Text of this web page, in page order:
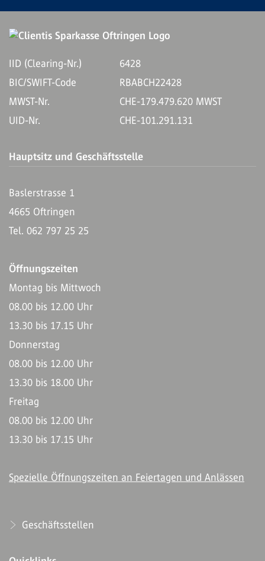
IID (Clearing-Nr.)
6428
BIC/SWIFT-Code
RBABCH22428
MWST-Nr.
CHE-179.479.620 MWST
UID-Nr.
CHE-101.291.131
Hauptsitz und Geschäftsstelle
Baslerstrasse 1
4665 Oftringen
Tel. 062 797 25 25
Öffnungszeiten
Montag bis Mittwoch
08.00 bis 12.00 Uhr
13.30 bis 17.15 Uhr
Donnerstag
08.00 bis 12.00 Uhr
13.30 bis 18.00 Uhr
Freitag
08.00 bis 12.00 Uhr
13.30 bis 17.15 Uhr
Spezielle Öffnungszeiten an Feiertagen und Anlässen
Geschäftsstellen